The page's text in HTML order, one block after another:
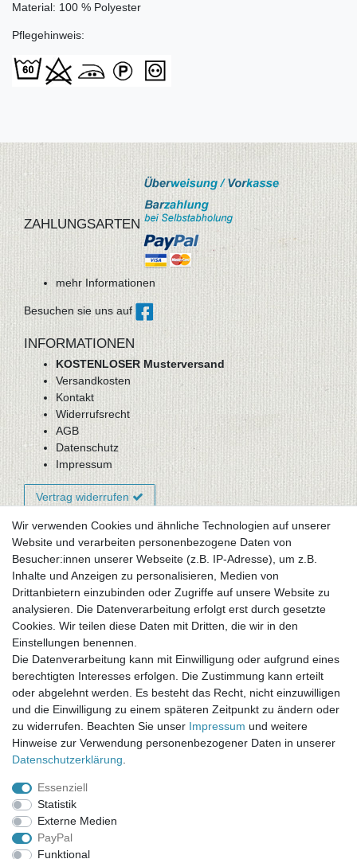
Material: 100 % Polyester
Pflegehinweis:
ZAHLUNGSARTEN
mehr Informationen
Besuchen sie uns auf
INFORMATIONEN
KOSTENLOSER Musterversand
Versandkosten
Kontakt
Widerrufsrecht
AGB
Datenschutz
Impressum
Vertrag widerrufen
Newsletter-Anmeldung
FAQ / Fragen
Mein Warenkorb
Mein Merkzettel
Mein Konto
UNSER LADENGESCHÄFT
Gottlieb-Daimler-Str. 10
33334 Gütersloh
ÖFFNUNGSZEITEN
Montag - Dienstag: 8.00 - 18.00 Uhr, Mittwoch Ruhetag,
Donnerstag: 8.00 - 18.00 Uhr, Freitag 8.00 - 14.00 Uhr
KUNDENSERVICE
Telefon: (05241) 403 22 38
E-Mail: info@stoffamstueck.de
Wir verwenden Cookies und ähnliche Technologien auf unserer
Website und verarbeiten personenbezogene Daten von
Besucher:innen unserer Webseite (z.B. IP-Adresse), um z.B.
Inhalte und Anzeigen zu personalisieren, Medien von
Drittanbietern einzubinden oder Zugriffe auf unsere Website zu
analysieren. Die Datenverarbeitung erfolgt erst durch gesetzte
Cookies. Wir teilen diese Daten mit Dritten, die wir in den
Einstellungen benennen.
Die Datenverarbeitung kann mit Einwilligung oder aufgrund eines
berechtigten Interesses erfolgen. Die Zustimmung kann erteilt
oder abgelehnt werden. Es besteht das Recht, nicht einzuwilligen
und die Einwilligung zu einem späteren Zeitpunkt zu ändern oder
zu widerrufen. Beachten Sie unser Impressum und weitere
Hinweise zur Verwendung personenbezogener Daten in unserer
Daten­schutz­erklärung
Essenziell
Statistik
Externe Medien
PayPal
Funktional